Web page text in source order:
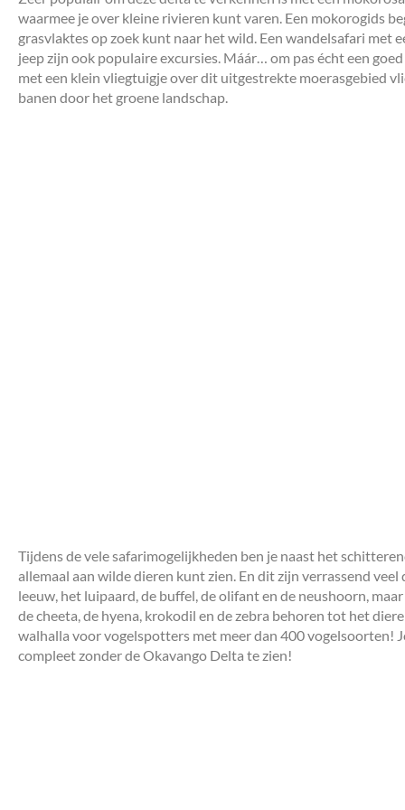
waarmee je over kleine rivieren kunt varen. Een mokorogids
grasvlaktes op zoek kunt naar het wild. Een wandelsafari met
jeep zijn ook populaire excursies. Máár… om pas écht een
met een klein vliegtuigje over dit uitgestrekte moerasgebied
banen door het groene landschap.
Tijdens de vele safarimogelijkheden ben je naast het
allemaal aan wilde dieren kunt zien. En dit zijn verrassend veel
leeuw, het luipaard, de buffel, de olifant en de neushoorn,
de cheeta, de hyena, krokodil en de zebra behoren tot het
walhalla voor vogelspotters met meer dan 400 vogelsoorten!
compleet zonder de Okavango Delta te zien!